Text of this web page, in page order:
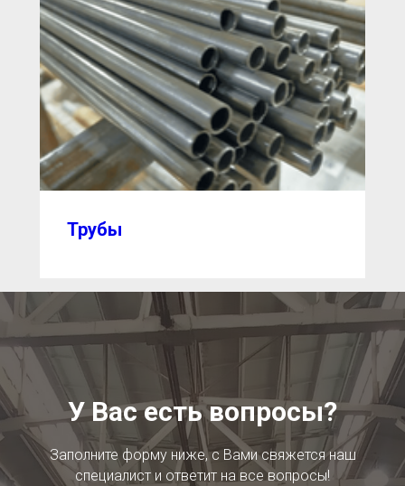
Трубы
У Вас есть вопросы?
Заполните форму ниже, с Вами свяжется наш
специалист и ответит на все вопросы!